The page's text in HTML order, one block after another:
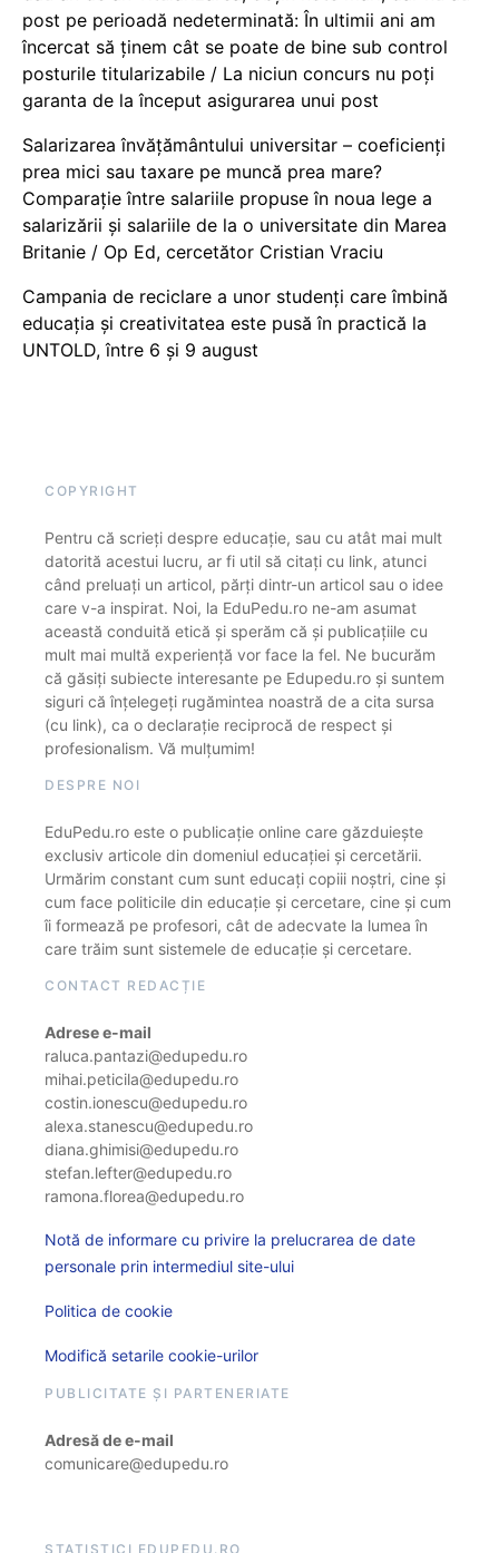
post pe perioadă nedeterminată: În ultimii ani am
încercat să ținem cât se poate de bine sub control
posturile titularizabile / La niciun concurs nu poți
garanta de la început asigurarea unui post
Salarizarea învățământului universitar – coeficienți
prea mici sau taxare pe muncă prea mare?
Comparație între salariile propuse în noua lege a
salarizării și salariile de la o universitate din Marea
Britanie / Op Ed, cercetător Cristian Vraciu
Campania de reciclare a unor studenți care îmbină
educația și creativitatea este pusă în practică la
UNTOLD, între 6 și 9 august
COPYRIGHT
Pentru că scrieți despre educație, sau cu atât mai mult
datorită acestui lucru, ar fi util să citați cu link, atunci
când preluați un articol, părți dintr-un articol sau o idee
care v-a inspirat. Noi, la EduPedu.ro ne-am asumat
această conduită etică și sperăm că și publicațiile cu
mult mai multă experiență vor face la fel. Ne bucurăm
că găsiți subiecte interesante pe Edupedu.ro și suntem
siguri că înțelegeți rugămintea noastră de a cita sursa
(cu link), ca o declarație reciprocă de respect și
profesionalism. Vă mulțumim!
DESPRE NOI
EduPedu.ro este o publicație online care găzduiește
exclusiv articole din domeniul educației și cercetării.
Urmărim constant cum sunt educați copiii noștri, cine și
cum face politicile din educație și cercetare, cine și cum
îi formează pe profesori, cât de adecvate la lumea în
care trăim sunt sistemele de educație și cercetare.
CONTACT REDACȚIE
Adrese e-mail
raluca.pantazi@edupedu.ro
mihai.peticila@edupedu.ro
costin.ionescu@edupedu.ro
alexa.stanescu@edupedu.ro
diana.ghimisi@edupedu.ro
stefan.lefter@edupedu.ro
ramona.florea@edupedu.ro
Notă de informare cu privire la prelucrarea de date
personale prin intermediul site-ului
Politica de cookie
Modifică setarile cookie-urilor
PUBLICITATE ȘI PARTENERIATE
Adresă de e-mail
comunicare@edupedu.ro
STATISTICI EDUPEDU.RO